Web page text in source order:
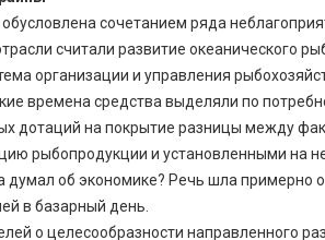
сочетанием ряда
считали развитие океанического
организации и управления
времена средства выделяли по
дотаций на покрытие разницы между
рыбопродукции и установленными на
думал об экономике? Речь шла примерно о
в базарный день.
о целесообразности направленного